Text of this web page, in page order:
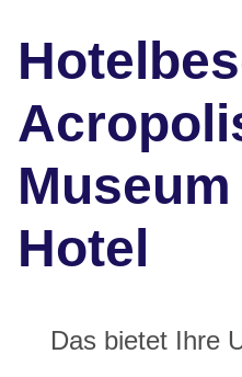
Hotel
Das bietet Ihre